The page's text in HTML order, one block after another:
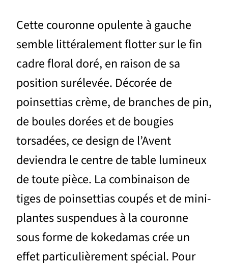
Cette couronne opulente à gauche
semble littéralement flotter sur le fin
cadre floral doré, en raison de sa
position surélevée. Décorée de
poinsettias crème, de branches de pin,
de boules dorées et de bougies
torsadées, ce design de l’Avent
deviendra le centre de table lumineux
de toute pièce. La combinaison de
tiges de poinsettias coupés et de mini-
plantes suspendues à la couronne
sous forme de kokedamas crée un
effet particulièrement spécial. Pour